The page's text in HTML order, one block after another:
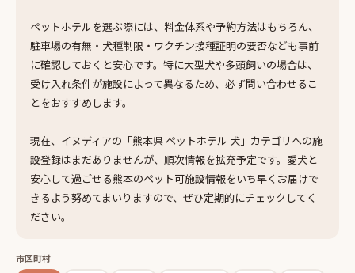
ペットホテルを選ぶ際には、料金体系や予約方法はもちろん、
駐車場の有無・犬種制限・ワクチン接種証明の要否なども事前
に確認しておくと安心です。特に大型犬や多頭飼いの場合は、
受け入れ条件が施設によって異なるため、必ず問い合わせるこ
とをおすすめします。
現在、イヌディアの「熊本県 ペットホテル 犬」カテゴリへの施
設登録はまだありませんが、順次情報を拡充予定です。愛犬と
安心して過ごせる熊本のペット可施設情報をいち早くお届けで
きるよう努めてまいりますので、ぜひ定期的にチェックしてく
ださい。
市区町村